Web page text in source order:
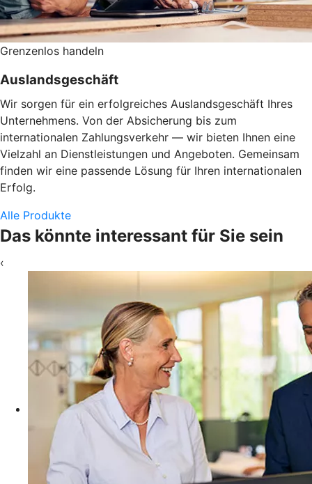
Grenzenlos handeln
Auslandsgeschäft
Wir sorgen für ein erfolgreiches Auslandsgeschäft Ihres
Unternehmens. Von der Absicherung bis zum
internationalen Zahlungsverkehr — wir bieten Ihnen eine
Vielzahl an Dienstleistungen und Angeboten. Gemeinsam
finden wir eine passende Lösung für Ihren internationalen
Erfolg.
Alle Produkte
Das könnte interessant für Sie sein
‹